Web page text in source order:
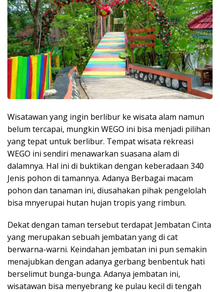
Wisatawan yang ingin berlibur ke wisata alam namun
belum tercapai, mungkin WEGO ini bisa menjadi pilihan
yang tepat untuk berlibur. Tempat wisata rekreasi
WEGO ini sendiri menawarkan suasana alam di
dalamnya. Hal ini di buktikan dengan keberadaan 340
Jenis pohon di tamannya. Adanya Berbagai macam
pohon dan tanaman ini, diusahakan pihak pengelolah
bisa mnyerupai hutan hujan tropis yang rimbun.
Dekat dengan taman tersebut terdapat Jembatan Cinta
yang merupakan sebuah jembatan yang di cat
berwarna-warni. Keindahan jembatan ini pun semakin
menajubkan dengan adanya gerbang benbentuk hati
berselimut bunga-bunga. Adanya jembatan ini,
wisatawan bisa menyebrang ke pulau kecil di tengah